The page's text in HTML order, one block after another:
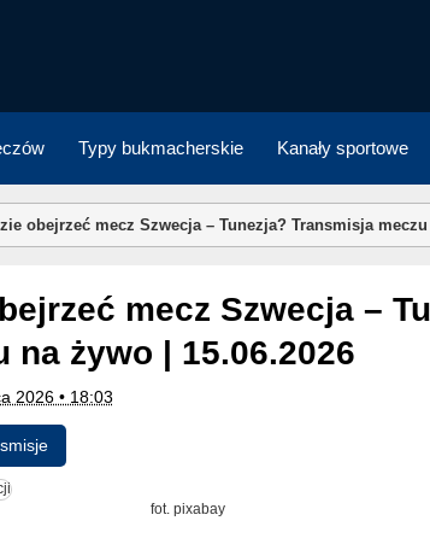
Typy bukmacherskie Kanały sportowe
obejrzeć mecz Szwecja – Tunezja? Transmisja
na żywo | 15.06.2026
2026 • 18:03
fot. pixabay